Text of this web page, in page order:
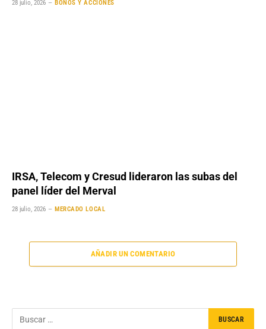
28 julio, 2026 BONOS Y ACCIONES
IRSA, Telecom y Cresud lideraron las subas del
panel líder del Merval
28 julio, 2026 MERCADO LOCAL
AÑADIR UN COMENTARIO